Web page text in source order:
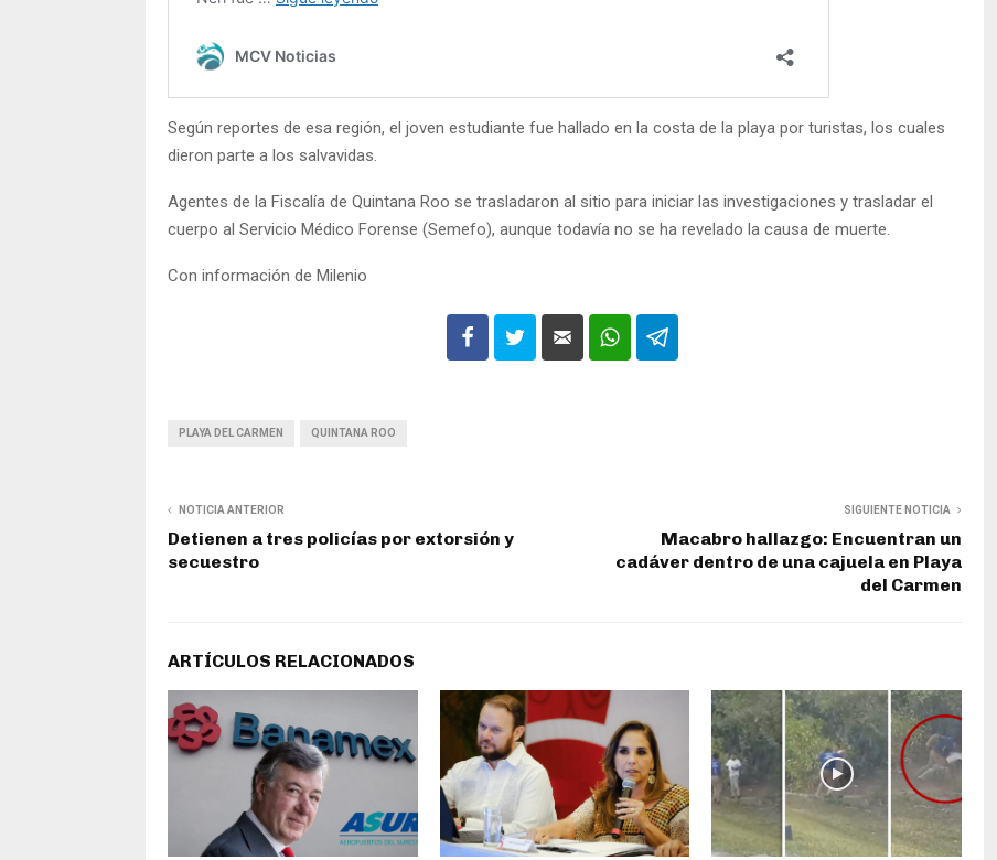
Según reportes de esa región, el joven estudiante fue hallado en la costa de la playa por turistas, los cuales
dieron parte a los salvavidas.
Agentes de la Fiscalía de Quintana Roo se trasladaron al sitio para iniciar las investigaciones y trasladar el
cuerpo al Servicio Médico Forense (Semefo), aunque todavía no se ha revelado la causa de muerte.
Con información de Milenio
PLAYA DEL CARMEN QUINTANA ROO
NOTICIA ANTERIOR
Detienen a tres policías por extorsión y
secuestro
SIGUIENTE NOTICIA
Macabro hallazgo: Encuentran un
cadáver dentro de una cajuela en Playa
del Carmen
ARTÍCULOS RELACIONADOS